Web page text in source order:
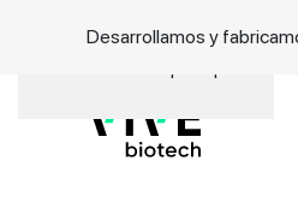
Desarrollamos y